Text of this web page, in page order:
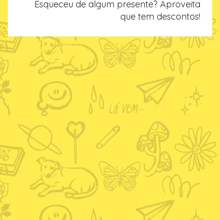
hey, assine nossa newsletter e fique por dentro de